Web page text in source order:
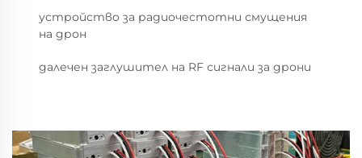
устройство за радиочестотни смущения
на дрон
далечен заглушител на RF сигнали за дрони